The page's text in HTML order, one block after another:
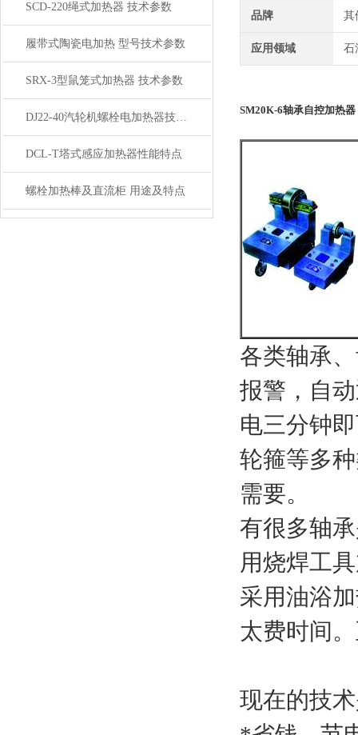
SCD-220绳式加热器 技术参数
履带式陶瓷电加热 型号技术参数
SRX-3型鼠笼式加热器 技术参数
DJ22-40汽轮机螺栓电加热器技术参数
DCL-T塔式感应加热器性能特点
螺栓加热棒及直流柜 用途及特点
品牌 其
应用领域 石
SM20K-6轴承自控加热器
各类轴承
报警，自
电三分钟
轮箍等多
需要。
有很多轴
用烧焊工
采用油浴
太费时间
现在的技